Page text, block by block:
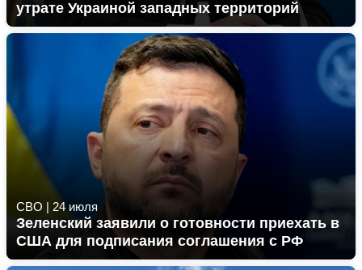
утрате Украиной западных территорий
СВО | 24 июля
Зеленский заявили о готовности приехать в
США для подписания соглашения с РФ